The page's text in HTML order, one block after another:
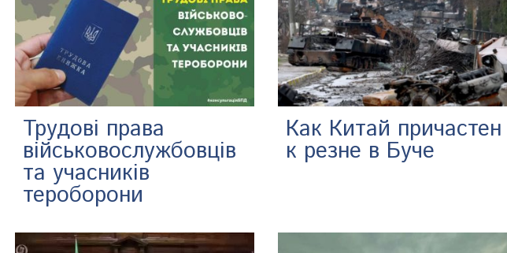
Трудові права
військовослужбовців
та учасників
тероборони
Как Китай причастен
к резне в Буче